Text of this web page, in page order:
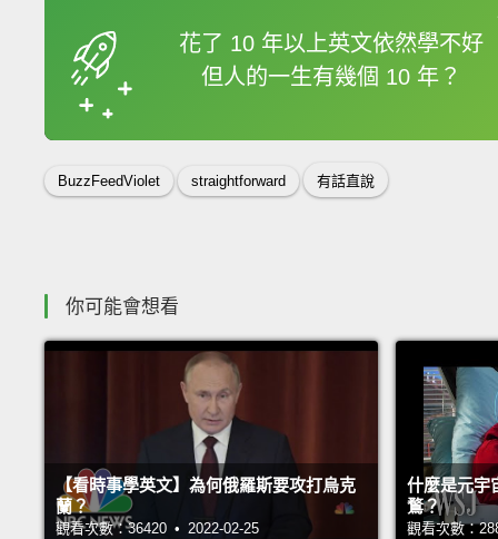
花了 10 年以上英文依然學不好
但人的一生有幾個 10 年？
框選或點兩下字幕可
BuzzFeedViolet straightforward 有話直說
你可能會想看
【看時事學英文】為何俄羅斯要攻打烏克
蘭？
觀看次數：36420 • 2022-02-25
什麼是元宇
鶩？
觀看次數：